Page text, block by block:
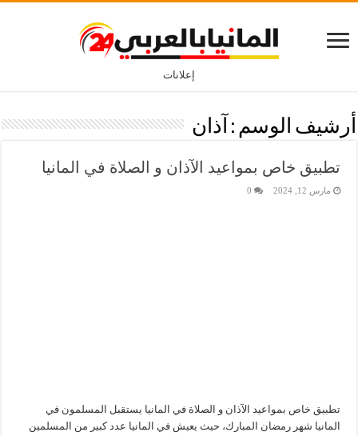
إعلانات
أرشيف الوسم : آذان
تطبيق خاص بمواعيد الآذان و الصلاة في المانيا
مارس 12, 2024 0
تطبيق خاص بمواعيد الآذان و الصلاة في المانيا يستقبل المسلمون في
المانيا شهر رمضان المبارك، حيث يعيش في المانيا عدد كبير من المسلمين